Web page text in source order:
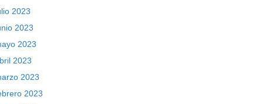
2023
2023
2023
2023
2023
2023